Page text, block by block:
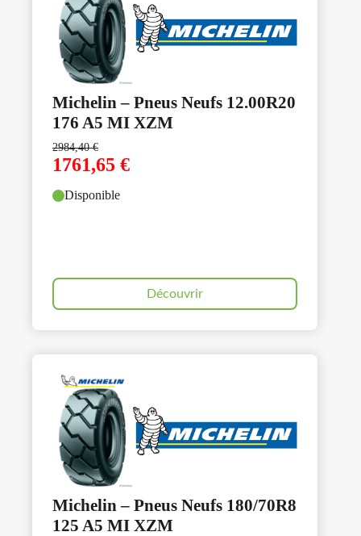
Michelin – Pneus Neufs 12.00R20
176 A5 MI XZM
2984,40€
1761,65 €
Disponible
Découvrir
Michelin – Pneus Neufs 180/70R8
125 A5 MI XZM